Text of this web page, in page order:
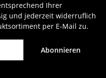
Ihrer
und jederzeit widerruflich
per E-Mail zu.
Abonnieren